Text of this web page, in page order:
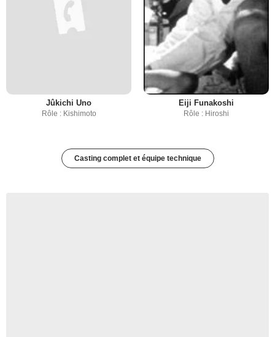
Jûkichi Uno
Rôle : Kishimoto
Eiji Funakoshi
Rôle : Hiroshi
Casting complet et équipe technique